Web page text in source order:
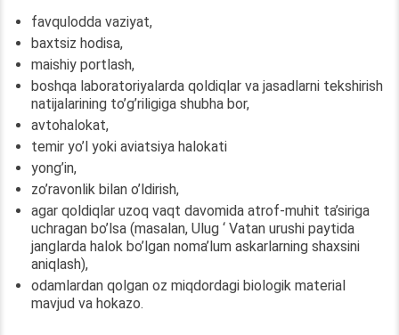
favqulodda vaziyat,
baxtsiz hodisa,
maishiy portlash,
boshqa laboratoriyalarda qoldiqlar va jasadlarni tekshirish
natijalarining to’g’riligiga shubha bor,
avtohalokat,
temir yo’l yoki aviatsiya halokati
yong’in,
zo’ravonlik bilan o’ldirish,
agar qoldiqlar uzoq vaqt davomida atrof-muhit ta’siriga
uchragan bo’lsa (masalan, Ulug ‘ Vatan urushi paytida
janglarda halok bo’lgan noma’lum askarlarning shaxsini
aniqlash),
odamlardan qolgan oz miqdordagi biologik material
mavjud va hokazo.